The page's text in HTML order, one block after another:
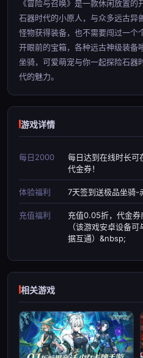
《冒险与召唤》是一款休闲放置
石器时代的小原人，与众多远古异
怪物获得装备，也不需要闯过一个
开眼前的宝箱，各种远古神级装备
坐骑，可爱萌宠与你一起探险石器
代的魅力。
游戏详情
每日2000
每日达到在线时长
代金券！
体验福利 7天签到送极品坐骑-
充值福利
充值0.05折，代金券
（该游戏安卓设备
据互通）&nbsp;
相关游戏